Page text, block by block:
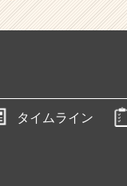
タイムライン